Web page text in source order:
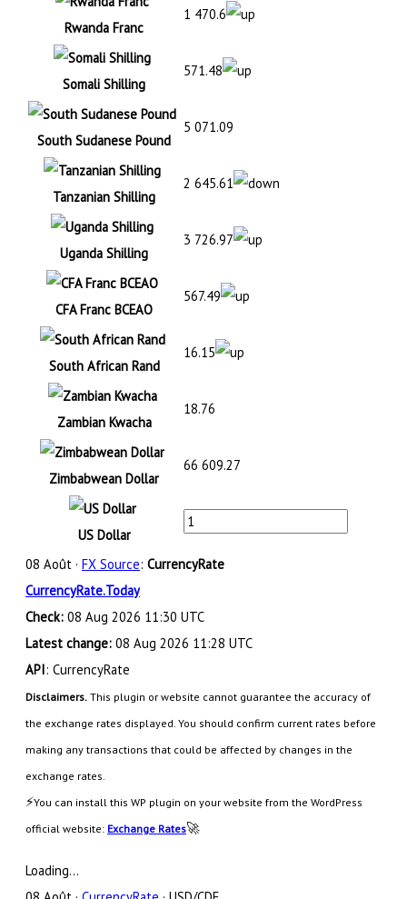
Rwanda Franc
1 470.6
Somali Shilling
571.48
South Sudanese Pound
5 071.09
Tanzanian Shilling
2 645.61
Uganda Shilling
3 726.97
CFA Franc BCEAO
567.49
South African Rand
16.15
Zambian Kwacha
18.76
Zimbabwean Dollar
66 609.27
US Dollar
08 Août · FX Source: CurrencyRate
CurrencyRate.Today
Check: 08 Aug 2026 11:30 UTC
Latest change: 08 Aug 2026 11:28 UTC
API: CurrencyRate
Disclaimers. This plugin or website cannot guarantee the accuracy of
the exchange rates displayed. You should confirm current rates before
making any transactions that could be affected by changes in the
exchange rates.
⚡You can install this WP plugin on your website from the WordPress
official website: Exchange Rates🚀
Loading...